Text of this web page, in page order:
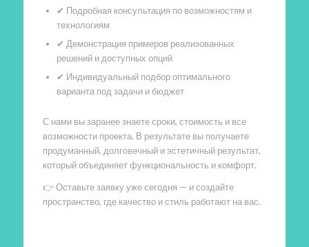
✔ Подробная консультация по возможностям и
технологиям
✔ Демонстрация примеров реализованных
решений и доступных опций
✔ Индивидуальный подбор оптимального
варианта под задачи и бюджет
С нами вы заранее знаете сроки, стоимость и все
возможности проекта. В результате вы получаете
продуманный, долговечный и эстетичный результат,
который объединяет функциональность и комфорт.
👉 Оставьте заявку уже сегодня — и создайте
пространство, где качество и стиль работают на вас.